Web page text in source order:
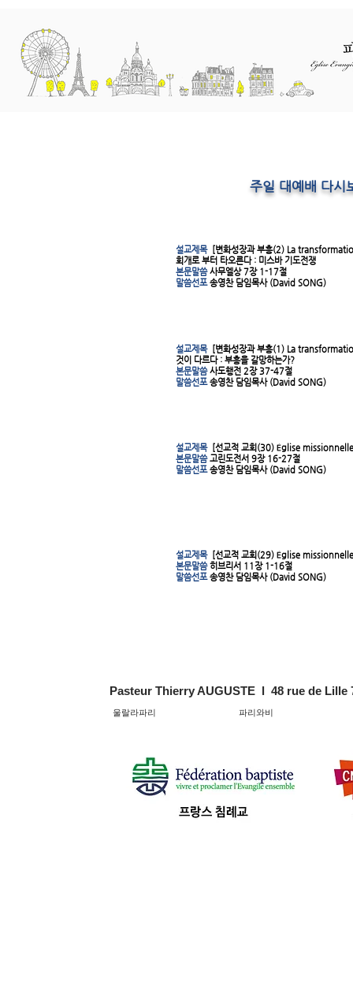
주일 대예배 다시
설교제목 [변화성장과 부흥(2) La
회개로 부터 타오른다 : 미스바 기도전쟁
본문말씀사무엘상 7장 1-17절
말씀선포송영찬 담임목사 (David SONG)
설교제목 [변화성장과 부흥(1) La
것이 다르다 : 부흥을 갈망하는가?
본문말씀사도행전 2장 37-47절
말씀선포송영찬 담임목사 (David SONG)
설교제목 [선교적 교회(30) Église
본문말씀고린도전서 9장 16-27절
말씀선포송영찬 담임목사 (David SONG)
설교제목 [선교적 교회(29) Église
본문말씀히브리서 11장 1-16절
말씀선포송영찬 담임목사 (David SONG)
Pasteur Thierry AUGUSTE l 48 rue de Lille
울랄라파리 파리와비